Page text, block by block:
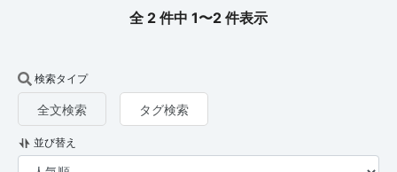
全 2 件中 1〜2 件表示
検索タイプ
全文検索 タグ検索
並び替え